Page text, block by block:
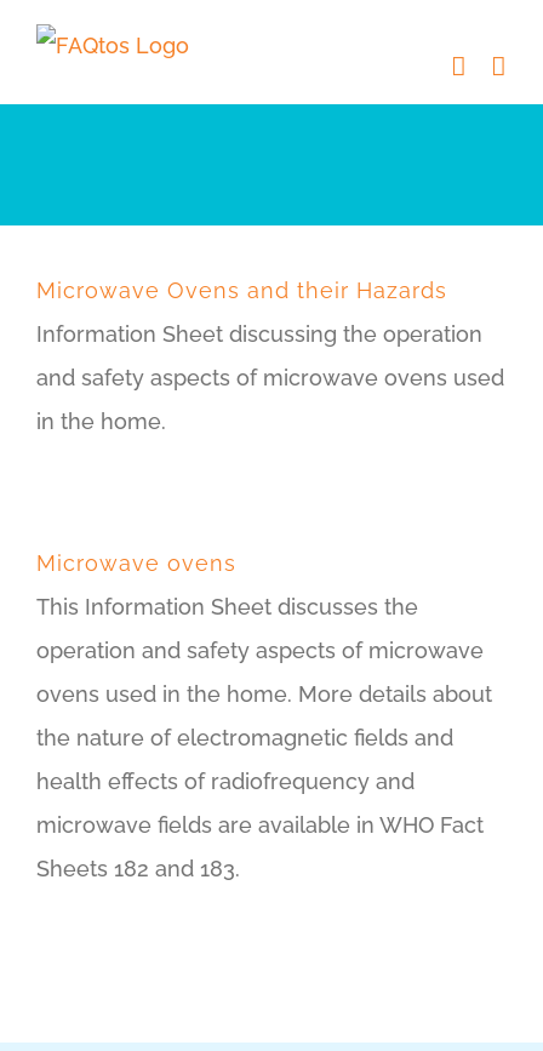
Skip
content
Microwave Ovens and their Hazards
Information Sheet discussing the operation
and safety aspects of microwave ovens used
in the home.
Microwave ovens
This Information Sheet discusses the
operation and safety aspects of microwave
ovens used in the home. More details about
the nature of electromagnetic fields and
health effects of radiofrequency and
microwave fields are available in WHO Fact
Sheets 182 and 183.